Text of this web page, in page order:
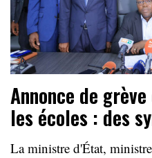
Annonce de grève
les écoles : des
La ministre d'État,